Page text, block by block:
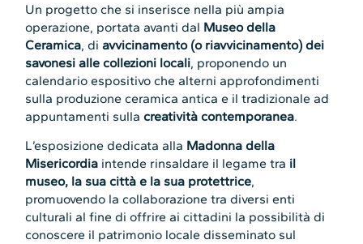
Un progetto che si inserisce nella più ampia
operazione, portata avanti dal Museo della
Ceramica, diavvicinamento (o riavvicinamento) dei
savonesi alle collezioni locali, proponendo un
calendario espositivo che alterni approfondimenti
sulla produzione ceramica antica e il tradizionale ad
appuntamenti sulla creatività contemporanea.
L’esposizione dedicata alla Madonna della
Misericordia intende rinsaldare il legame tra il
museo, la sua città e la sua protettrice,
promuovendo la collaborazione tra diversi enti
culturali al fine di offrire ai cittadini la possibilità di
conoscere il patrimonio locale disseminato sul